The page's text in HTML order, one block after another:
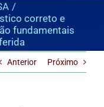
correto e
fundamentais
Anterior Próximo